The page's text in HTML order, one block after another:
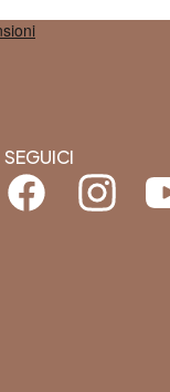
SEGUICI
FacebookInstagram